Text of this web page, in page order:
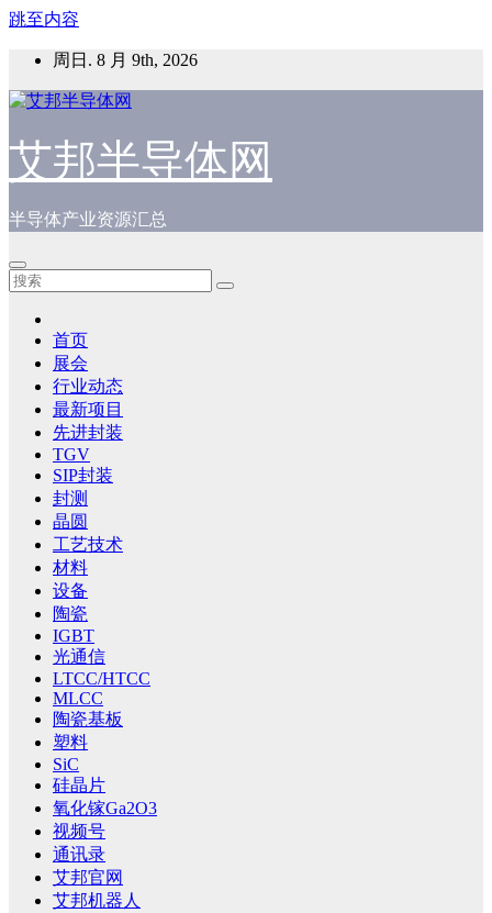
跳至内容
周日. 8 月 9th, 2026
艾邦半导体网
半导体产业资源汇总
首页
展会
行业动态
最新项目
先进封装
TGV
SIP封装
封测
晶圆
工艺技术
材料
设备
陶瓷
IGBT
光通信
LTCC/HTCC
MLCC
陶瓷基板
塑料
SiC
硅晶片
氧化镓Ga2O3
视频号
通讯录
艾邦官网
艾邦机器人